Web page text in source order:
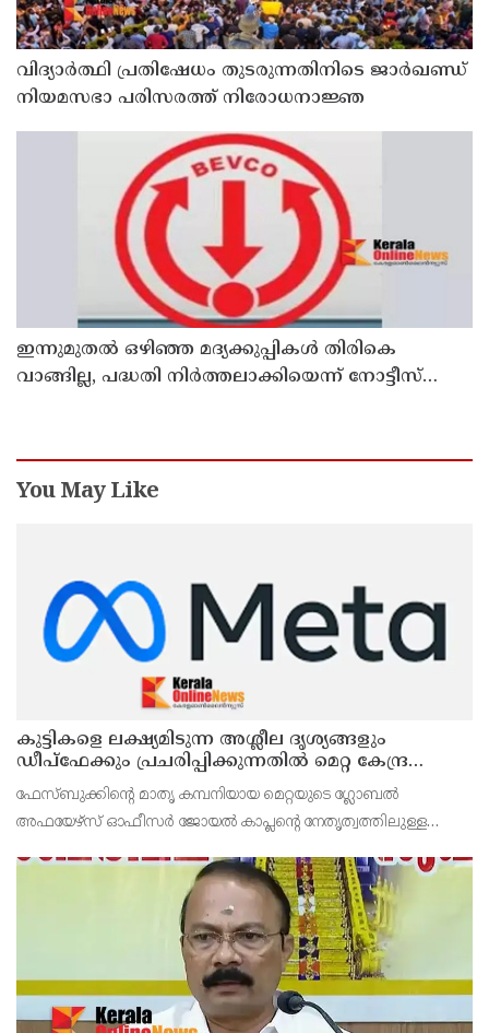
വിദ്യാര്‍ത്ഥി പ്രതിഷേധം തുടരുന്നതിനിടെ ജാര്‍ഖണ്ഡ്
നിയമസഭാ പരിസരത്ത് നിരോധനാജ്ഞ
ഇന്നുമുതല്‍ ഒഴിഞ്ഞ മദ്യക്കുപ്പികള്‍ തിരികെ
വാങ്ങില്ല, പദ്ധതി നിര്‍ത്തലാക്കിയെന്ന് നോട്ടീസ്
You May Like
കുട്ടികളെ ലക്ഷ്യമിടുന്ന അശ്ലീല ദൃശ്യങ്ങളും
ഡീപ്ഫേക്കും പ്രചരിപ്പിക്കുന്നതില്‍ മെറ്റ കേന്ദ്രത്തോട്
മാപ്പ് പറഞ്ഞു
ഫേസ്ബുക്കിന്റെ മാതൃ കമ്പനിയായ മെറ്റയുടെ ഗ്ലോബല്‍
അഫയേഴ്‌സ് ഓഫീസര്‍ ജോയല്‍ കാപ്ലന്റെ നേതൃത്വത്തിലുള്ള
കൂടിക്കാഴ്ചയില്‍ ശക്തമായ മുന്നറിയിപ്പാണ് നല്‍കിയ